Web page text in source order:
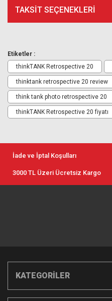
TAKSIT SEÇENEKLERI
Etiketler :
thinkTANK Retrospective 20
thinktank retrospective 20 review
think tank photo retrospective 20
thinkTANK Retrospective 20 fiyatı
İade ve İptal Koşulları
3000 TL Üzeri Ücretsiz Kargo
KATEGORİLER